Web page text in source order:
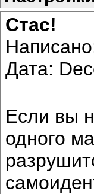
Стас!
Дата:
Если вы
одного